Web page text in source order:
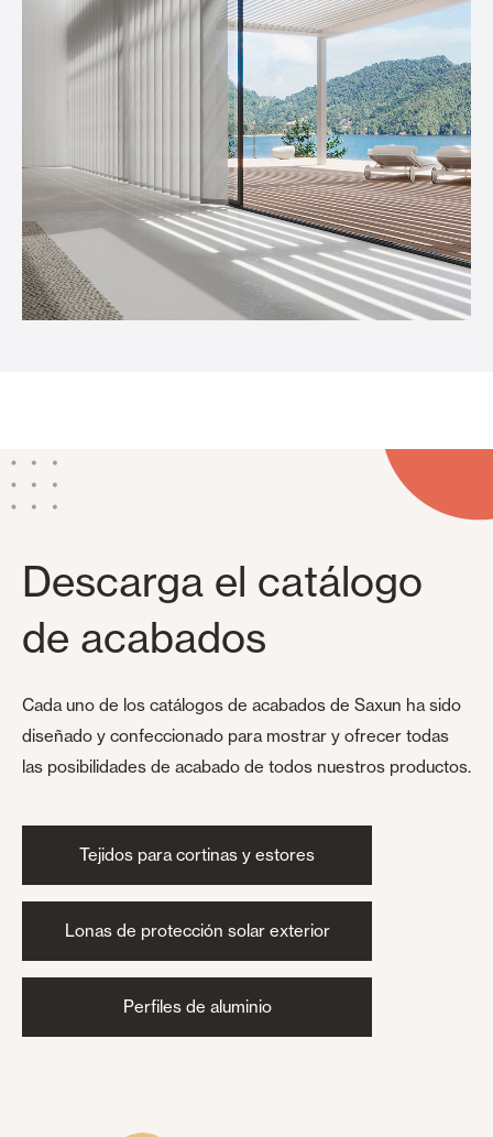
Descarga el catálogo
de acabados
Cada uno de los catálogos de acabados de Saxun ha sido
diseñado y confeccionado para mostrar y ofrecer todas
las posibilidades de acabado de todos nuestros productos.
Tejidos para cortinas y estores
Lonas de protección solar exterior
Perfiles de aluminio